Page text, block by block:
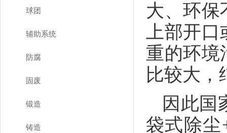
球团
辅助系统
防腐
固废
锻造
铸造
大、环保
上部开口
重的环境
比较大，
因此国
袋式除尘